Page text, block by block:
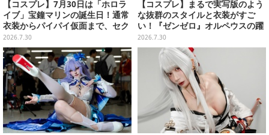
【コスプレ】7月30日は「ホロラ
イブ」宝鐘マリンの誕生日！通常
衣装からパイパイ仮面まで、セク
シーで可愛い美女レイヤーまとめ
【写真42枚】
2026.7.30
【コスプレ】まるで実写版のよう
な抜群のスタイルと衣装がすご
い！『ゼンゼロ』オルペウスの躍
動感溢れるポーズで魅せる美女レ
イヤー【写真8枚】
2026.7.30